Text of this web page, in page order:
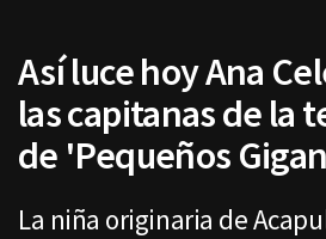
Así luce hoy Ana
las capitanas de la
de 'Pequeños
La niña originaria de